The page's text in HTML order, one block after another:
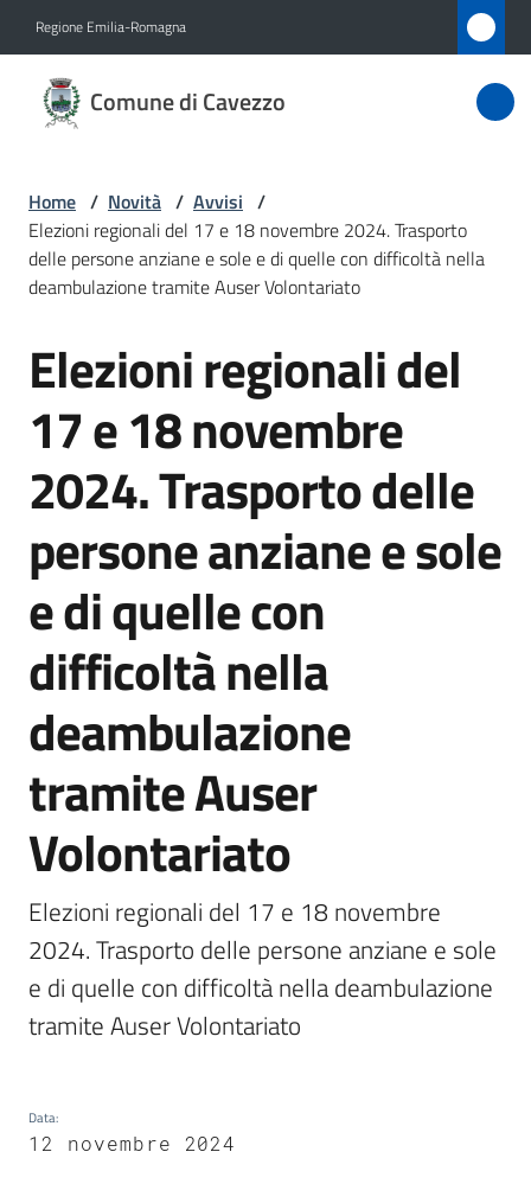
Regione Emilia-Romagna
Comune di Cavezzo
di
Amministrazione
Menu selezionato
Servizi
Vivere
Cavezzo
Protezione
civile
Cavezzo
Informa
Sportello
telematico
SUE
gli
argomenti...
su
Home / Novità / Avvisi /
Elezioni regionali del 17 e 18 novembre 2024. Trasporto
delle persone anziane e sole e di quelle con difficoltà nella
deambulazione tramite Auser Volontariato
Salta al contenuto
Elezioni regionali del
17 e 18 novembre
2024. Trasporto delle
persone anziane e sole
e di quelle con
difficoltà nella
deambulazione
tramite Auser
Volontariato
Elezioni regionali del 17 e 18 novembre
2024. Trasporto delle persone anziane e sole
e di quelle con difficoltà nella deambulazione
tramite Auser Volontariato
Data:
12 novembre 2024